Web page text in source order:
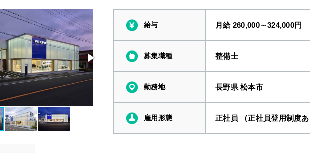
給与 月給 260,000～324,000円
募集職種 整備士
勤務地 長野県 松本市
雇用形態 正社員 （正社員登用制度